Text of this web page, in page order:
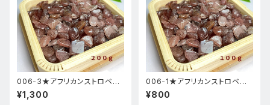
006-3★アフリカンストロベリ
ークォーツ【中粒・200ｇ】天然
石パワーストーン
¥1,300
006-1★アフリカンストロベリ
ークォーツ【中粒・100ｇ】天然石
パワーストーン
¥800